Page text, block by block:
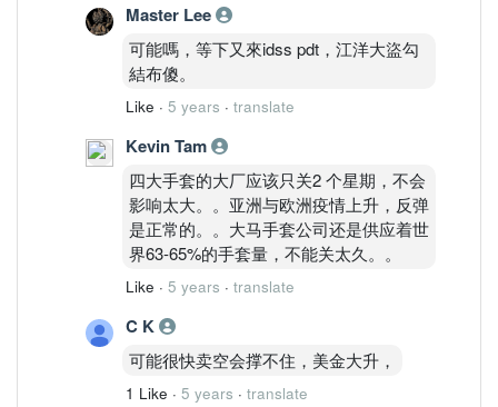
Master Lee
可能嗎，等下又來idss pdt，江洋大盜勾
結布傻。
Like · 5 years · translate
Kevin Tam
四大手套的大厂应该只关2 个星期，不会
影响太大。。亚洲与欧洲疫情上升，反弹
是正常的。。大马手套公司还是供应着世
界63-65%的手套量，不能关太久。。
Like · 5 years · translate
C K
可能很快卖空会撑不住，美金大升，
1 Like · 5 years · translate